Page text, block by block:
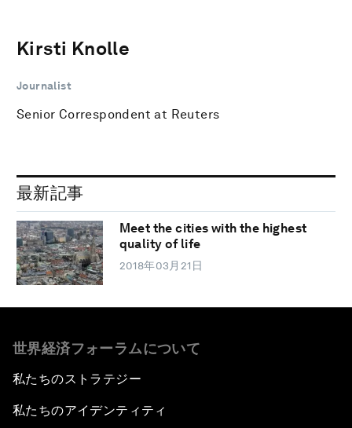
Kirsti Knolle
Journalist
Senior Correspondent at Reuters
最新記事
Meet the cities with the highest
quality of life
2018年03月21日
世界経済フォーラムについて
私たちのストラテジー
私たちのアイデンティティ